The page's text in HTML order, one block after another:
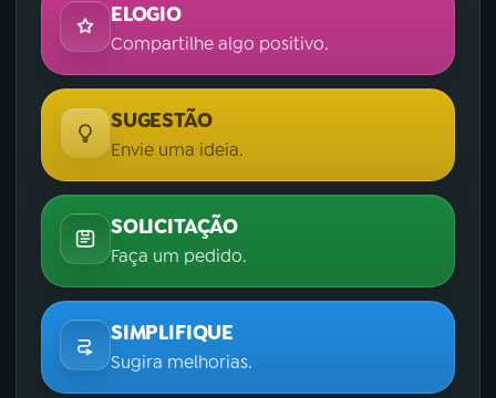
ELOGIO
Compartilhe algo positivo.
SUGESTÃO
Envie uma ideia.
SOLICITAÇÃO
Faça um pedido.
SIMPLIFIQUE
Sugira melhorias.